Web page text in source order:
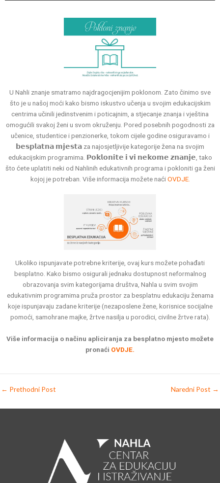
U Nahli znanje smatramo najdragocjenijim poklonom. Zato činimo sve
što je u našoj moći kako bismo iskustvo učenja u svojim edukacijskim
centrima učinili jedinstvenim i poticajnim, a stjecanje znanja i vještina
omogućili svakoj ženi u svom okruženju. Pored posebnih pogodnosti za
učenice, studentice i penzionerke, tokom cijele godine osiguravamo i
𝗯𝗲𝘀𝗽𝗹𝗮𝘁𝗻𝗮 𝗺𝗷𝗲𝘀𝘁𝗮 za najosjetljivije kategorije žena na svojim
edukacijskim programima. 𝗣𝗼𝗸𝗹𝗼𝗻𝗶𝘁𝗲 𝗶 𝘃𝗶 𝗻𝗲𝗸𝗼𝗺𝗲 𝘇𝗻𝗮𝗻𝗷𝗲, tako
što ćete uplatiti neki od Nahlinih edukativnih programa i pokloniti ga ženi
kojoj je potreban. Više informacija možete naćiOVDJE.
Ukoliko ispunjavate potrebne kriterije, ovaj kurs možete pohađati
besplatno. Kako bismo osigurali jednaku dostupnost neformalnog
obrazovanja svim kategorijama društva, Nahla u svim svojim
edukativnim programima pruža prostor za besplatnu edukaciju ženama
koje ispunjavaju zadane kriterije (nezaposlene žene, korisnice socijalne
pomoći, samohrane majke, žrtve nasilja u porodici, civilne žrtve rata).
Više informacija o načinu apliciranja za besplatno mjesto možete
pronaći OVDJE.
← Prethodni Post Naredni Post →